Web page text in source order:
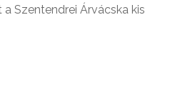
Szentendrei Árvácska kis